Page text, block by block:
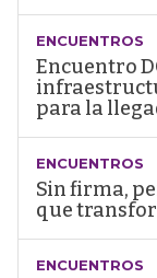
ENCUENTROS
Encuentro
para la
ENCUENTROS
Sin firma,
que
ENCUENTROS